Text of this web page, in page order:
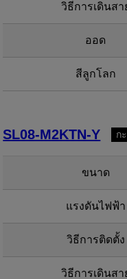
วิธีการเดินสา
ออด
สีลูกโลก
SL08-M2KTN-Y ก
ขนาด
แรงดันไฟฟ้า
วิธีการติดตั้ง
วิธีการเดินสา